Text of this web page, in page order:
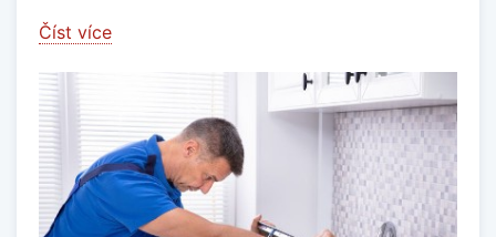
Číst více